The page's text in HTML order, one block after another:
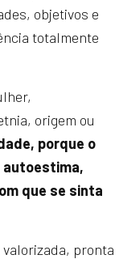
objetivos e
totalmente
origem ou
porque o
autoestima,
que se sinta
pronta